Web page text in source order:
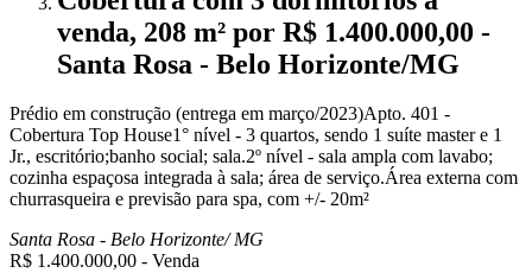
venda, 208 m² por R$ 1.400.000,00 -
Santa Rosa - Belo Horizonte/MG
Prédio em construção (entrega em março/2023)Apto. 401 -
Cobertura Top House1° nível - 3 quartos, sendo 1 suíte master e 1
Jr., escritório;banho social; sala.2º nível - sala ampla com lavabo;
cozinha espaçosa integrada à sala; área de serviço.Área externa com
churrasqueira e previsão para spa, com +/- 20m²
Santa Rosa - Belo Horizonte/ MG
R$ 1.400.000,00 - Venda